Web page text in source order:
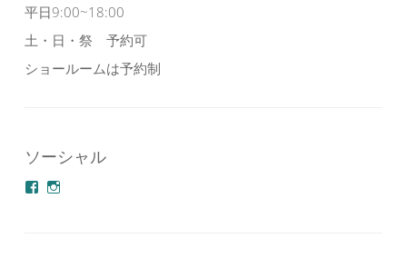
平日9:00~18:00
土・日・祭 予約可
ショールームは予約制
ソーシャル
azuminonoie
derakoubou